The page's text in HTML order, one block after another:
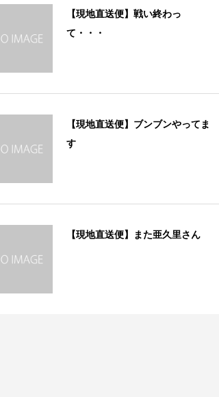
【現地直送便】戦い終わっ
て・・・
【現地直送便】ブンブンやってま
す
【現地直送便】また亜久里さん